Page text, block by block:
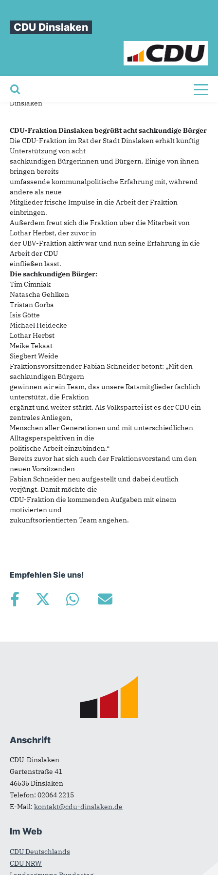
CDU Dinslaken
Sie sind hier
CDU-FraktionDinslaken
Bürger*innen
01.12.2025
Pressemitteilung der CDU-Fraktion im Rat der Stadt
Dinslaken
CDU-Fraktion Dinslaken begrüßt acht sachkundige Bürger
Die CDU-Fraktion im Rat der Stadt Dinslaken erhält künftig
Unterstützung von acht
sachkundigen Bürgerinnen und Bürgern. Einige von ihnen
bringen bereits
umfassende kommunalpolitische Erfahrung mit, während
andere als neue
Mitglieder frische Impulse in die Arbeit der Fraktion
einbringen.
Außerdem freut sich die Fraktion über die Mitarbeit von
Lothar Herbst, der zuvor in
der UBV-Fraktion aktiv war und nun seine Erfahrung in die
Arbeit der CDU
einfließen lässt.
Die sachkundigen Bürger:
Tim Cimniak
Natascha Gehlken
Tristan Gorba
Isis Götte
Michael Heidecke
Lothar Herbst
Meike Tekaat
Siegbert Weide
Fraktionsvorsitzender Fabian Schneider betont: „Mit den
sachkundigen Bürgern
gewinnen wir ein Team, das unsere Ratsmitglieder fachlich
unterstützt, die Fraktion
ergänzt und weiter stärkt. Als Volkspartei ist es der CDU ein
zentrales Anliegen,
Menschen aller Generationen und mit unterschiedlichen
Alltagsperspektiven in die
politische Arbeit einzubinden.“
Bereits zuvor hat sich auch der Fraktionsvorstand um den
neuen Vorsitzenden
Fabian Schneider neu aufgestellt und dabei deutlich
verjüngt. Damit möchte die
CDU-Fraktion die kommenden Aufgaben mit einem
motivierten und
zukunftsorientierten Team angehen.
Empfehlen Sie uns!
Anschrift
CDU-Dinslaken
Gartenstraße 41
46535Dinslaken
Telefon: 02064 2215
E-Mail: kontakt@cdu-dinslaken.de
Im Web
CDU Deutschlands
CDU NRW